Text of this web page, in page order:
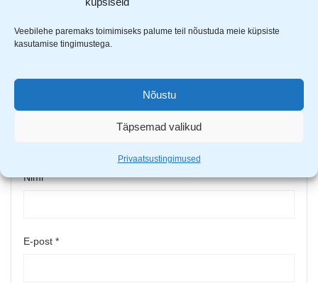
Veebilehe paremaks toimimiseks palume teil nõustuda meie küpsiste
kasutamise tingimustega.
Nõustu
Täpsemad valikud
Privaatsustingimused
Nimi*
E-post *